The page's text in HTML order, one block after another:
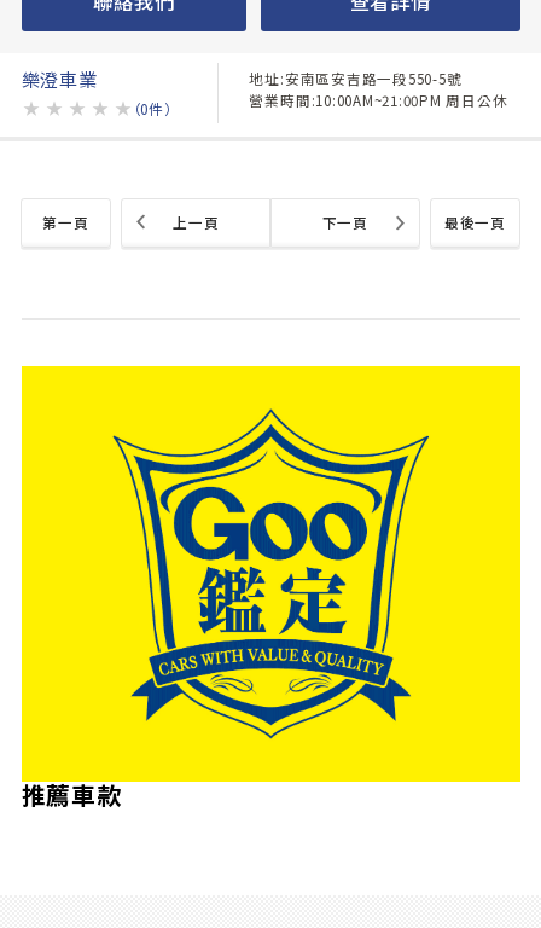
樂澄車業
★ ★ ★ ★ ★ （0件）
地址:安南區安吉路一段550-5號
營業時間:10:00AM~21:00PM 周日公休
第一頁 最後一頁
上一頁 下一頁
推薦車款